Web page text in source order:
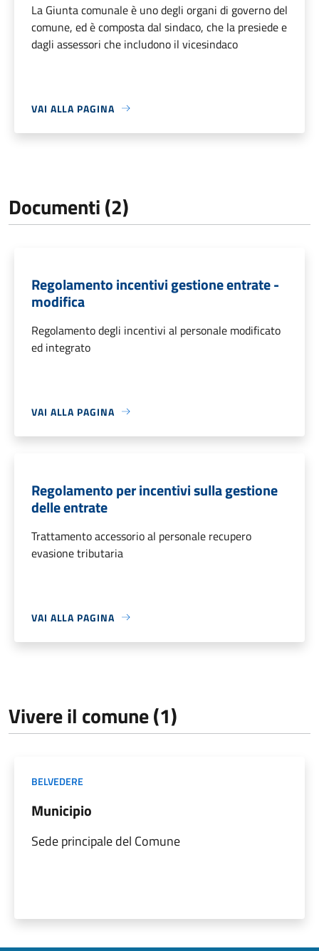
La Giunta comunale è uno degli organi di governo del
comune, ed è composta dal sindaco, che la presiede e
dagli assessori che includono il vicesindaco
VAI ALLA PAGINA
Documenti (2)
Regolamento incentivi gestione entrate -
modifica
Regolamento degli incentivi al personale modificato
ed integrato
VAI ALLA PAGINA
Regolamento per incentivi sulla gestione
delle entrate
Trattamento accessorio al personale recupero
evasione tributaria
VAI ALLA PAGINA
Vivere il comune (1)
BELVEDERE
Municipio
Sede principale del Comune